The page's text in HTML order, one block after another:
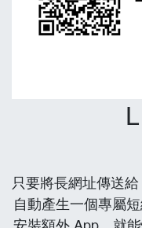
只要將長網址傳送
自動產生一個專屬